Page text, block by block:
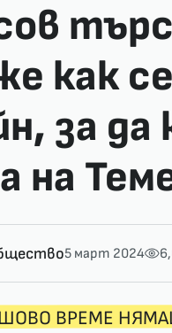
как
за
на
5 март 2024
ВРЕМЕ